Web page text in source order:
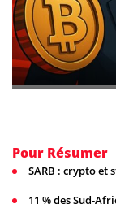
Pour Résumer
SARB : crypto et
11 % des Sud-